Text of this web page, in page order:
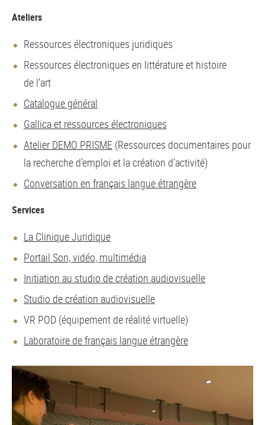
Ateliers
Ressources électroniques juridiques
Ressources électroniques en littérature et histoire
de l’art
Catalogue général
Gallica et ressources électroniques
Atelier DEMO PRISME (Ressources documentaires pour
la recherche d’emploi et la création d’activité)
Conversation en français langue étrangère
Services
La Clinique Juridique
Portail Son, vidéo, multimédia
Initiation au studio de création audiovisuelle
Studio de création audiovisuelle
VR POD (équipement de réalité virtuelle)
Laboratoire de français langue étrangère